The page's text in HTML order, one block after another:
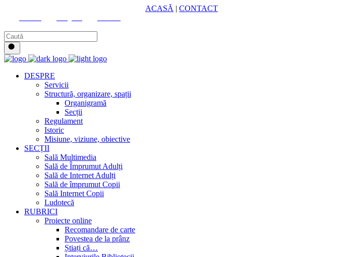
ACASĂ | CONTACT
DESPRE
Servicii
Structură, organizare, spații
Organigramă
Secții
Regulament
Istoric
Misiune, viziune, obiective
SECȚII
Sală Multimedia
Sală de Împrumut Adulți
Sală de Internet Adulți
Sală de împrumut Copii
Sală Internet Copii
Ludotecă
RUBRICI
Proiecte online
Recomandare de carte
Povestea de la prânz
Știați că…